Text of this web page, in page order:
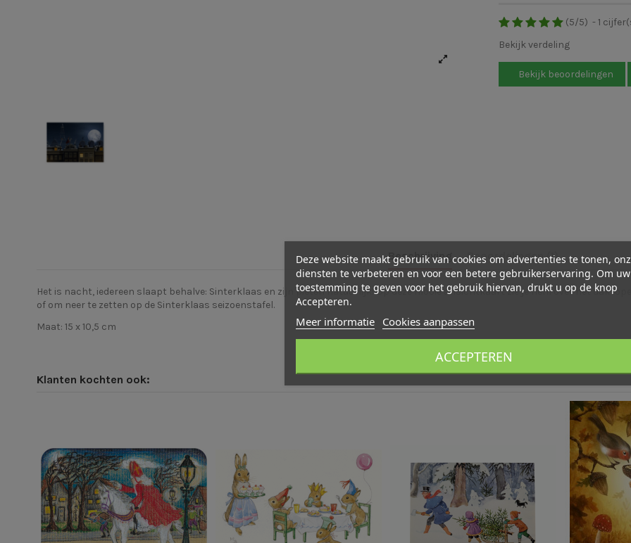
(5/5) - 1
Bekijk verdeling
Bekijk beoordelingen
Beschrijving Beoordelingen (1)
Het is nacht, iedereen slaapt behalve: Sinterklaas en zijn pieten natuurlijk! Op deze mooie ansichtkaart zie je hem over het dak
of om neer te zetten op de Sinterklaas seizoenstafel.
Maat: 15 x 10,5 cm
Klanten kochten ook:
Deze website maakt gebruik van cookies om advertenties te tonen,
diensten te verbeteren en voor een betere gebruikerservaring. Om uw
toestemming te geven voor het gebruik hiervan, drukt u op de knop
Accepteren.
Meer informatie Cookies aanpassen
ACCEPTEREN